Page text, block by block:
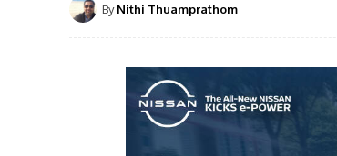
By Nithi Thuamprathom